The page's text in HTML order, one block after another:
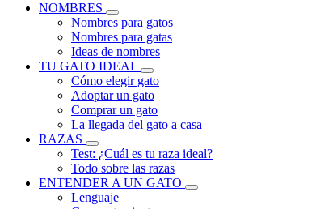
NOMBRES
Nombres para gatos
Nombres para gatas
Ideas de nombres
TU GATO IDEAL
Cómo elegir gato
Adoptar un gato
Comprar un gato
La llegada del gato a casa
RAZAS
Test: ¿Cuál es tu raza ideal?
Todo sobre las razas
ENTENDER A UN GATO
Lenguaje